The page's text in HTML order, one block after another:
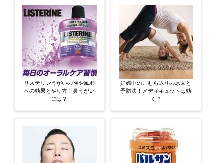
リステリンうがいの喉や風邪
への効果とやり方！鼻うがい
には？
妊娠中のこむら返りの原因と
予防法！メディキュットは効
く？